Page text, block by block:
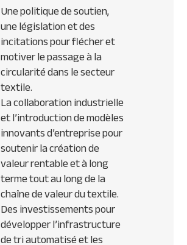
Une politique de soutien,
une législation et des
incitations pour flécher et
motiver le passage à la
circularité dans le secteur
textile.
La collaboration industrielle
et l’introduction de modèles
innovants d’entreprise pour
soutenir la création de
valeur rentable et à long
terme tout au long de la
chaîne de valeur du textile.
Des investissements pour
développer l’infrastructure
de tri automatisé et les